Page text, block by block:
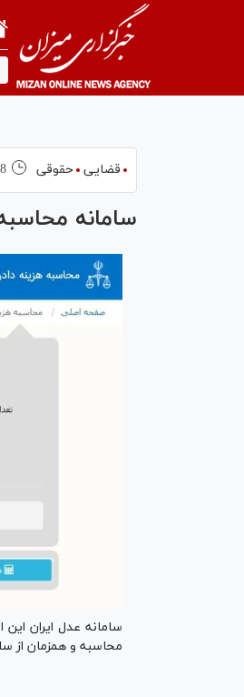
قضایی حقوقی
سامانه
سامانه عدل ایران این
محاسبه و همزمان از